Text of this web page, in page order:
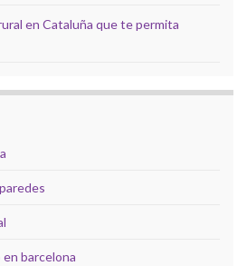
en Cataluña que te permita
barcelona